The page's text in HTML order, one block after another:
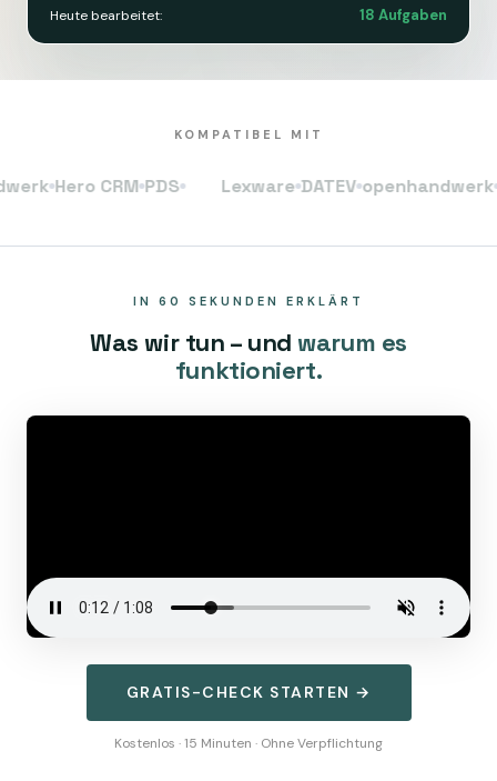
Heute bearbeitet: 18 Aufgaben
KOMPATIBEL MIT
Hero CRM PDS Lexware DATEV openhandwerk
IN 60 SEKUNDEN ERKLÄRT
Was wir tun – und warum es
funktioniert.
GRATIS-CHECK STARTEN →
Kostenlos · 15 Minuten · Ohne Verpflichtung